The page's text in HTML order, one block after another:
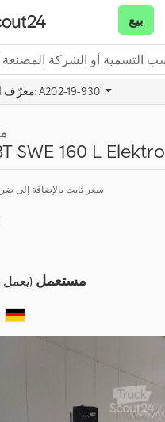
بيع
/ ... / معرّف الإعلان: A202-19-930
SWE 160 L Elektro
سعر ثابت بالإضافة إلى
مستعمل (يعمل